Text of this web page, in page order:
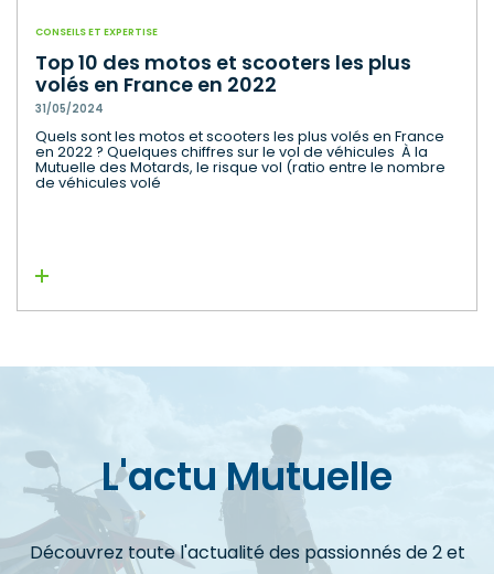
CONSEILS ET EXPERTISE
Top 10 des motos et scooters les plus
volés en France en 2022
31/05/2024
Quels sont les motos et scooters les plus volés en France
en 2022 ? Quelques chiffres sur le vol de véhicules À la
Mutuelle des Motards, le risque vol (ratio entre le nombre
de véhicules volé
Lire la suite
L'actu Mutuelle
Découvrez toute l'actualité des passionnés de 2 et